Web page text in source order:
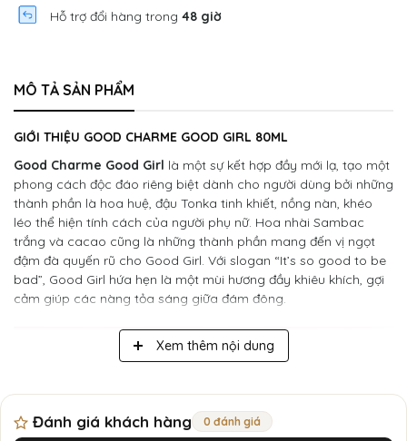
Hỗ trợ đổi hàng trong 48 giờ
MÔ TẢ SẢN PHẨM
GIỚI THIỆU GOOD CHARME GOOD GIRL 80ML
Good Charme Good Girl là một sự kết hợp đầy mới lạ, tạo một
phong cách độc đáo riêng biệt dành cho người dùng bởi những
thành phần là hoa huệ, đậu Tonka tinh khiết, nồng nàn, khéo
léo thể hiện tính cách của người phụ nữ. Hoa nhài Sambac
trắng và cacao cũng là những thành phần mang đến vị ngọt
đậm đà quyến rũ cho Good Girl. Với slogan “It’s so good to be
bad”, Good Girl hứa hẹn là một mùi hương đầy khiêu khích, gợi
cảm giúp các nàng tỏa sáng giữa đám đông.
Xem thêm nội dung
Đánh giá khách hàng 0 đánh giá